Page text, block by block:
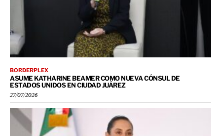
BORDERPLEX
ASUME KATHARINE BEAMER COMO NUEVA CÓNSUL DE
ESTADOS UNIDOS EN CIUDAD JUÁREZ
27/07/2026